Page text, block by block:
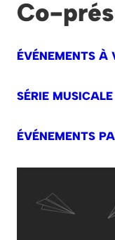
Co-
ÉVÉNEMENTS À
SÉRIE MUSICALE
ÉVÉNEMENTS